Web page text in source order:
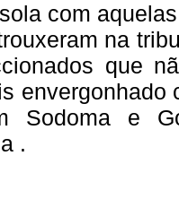
com
na
que
envergonhado
Sodoma e
.